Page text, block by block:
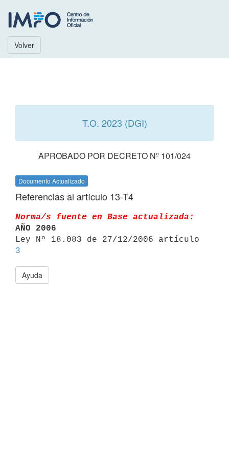
Volver
T.O. 2023 (DGI)
APROBADO POR DECRETO Nº 101/024
Documento Actualizado
Referencias al artículo 13-T4
Norma/s fuente en Base actualizada:
AÑO 2006
3
Ayuda